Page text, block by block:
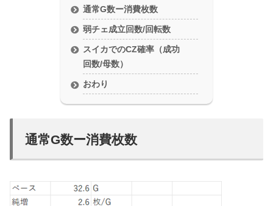
通常G数ー消費枚数
弱チェ成立回数/回転数
スイカでのCZ確率（成功
回数/母数）
おわり
通常G数ー消費枚数